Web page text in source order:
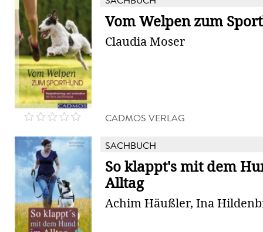
Vom Welpen zum
Claudia Moser
CADMOS VERLAG
SACHBUCH
So klappt's mit dem
Alltag
Achim Häußler, Ina